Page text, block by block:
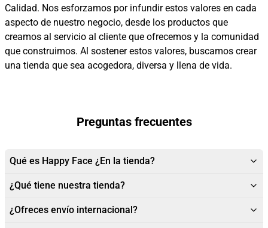
Calidad. Nos esforzamos por infundir estos valores en cada
aspecto de nuestro negocio, desde los productos que
creamos al servicio al cliente que ofrecemos y la comunidad
que construimos. Al sostener estos valores, buscamos crear
una tienda que sea acogedora, diversa y llena de vida.
Preguntas frecuentes
Qué es Happy Face ¿En la tienda?
¿Qué tiene nuestra tienda?
¿Ofreces envío internacional?